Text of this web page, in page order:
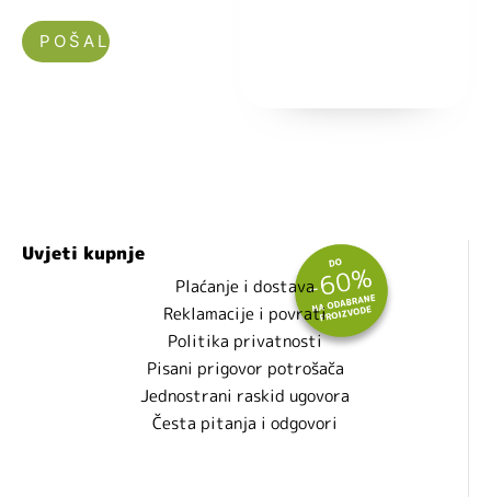
Uvjeti kupnje
Plaćanje i dostava
Reklamacije i povrati
Politika privatnosti
Pisani prigovor potrošača
Jednostrani raskid ugovora
Česta pitanja i odgovori